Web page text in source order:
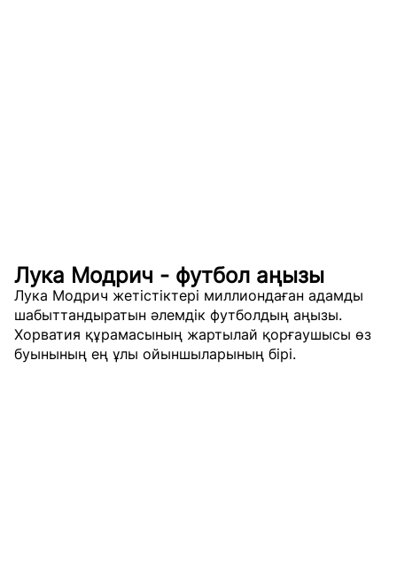
Лука Модрич - футбол аңызы
Лука Модрич жетістіктері миллиондаған адамды
шабыттандыратын әлемдік футболдың аңызы.
Хорватия құрамасының жартылай қорғаушысы өз
буынының ең ұлы ойыншыларының бірі.